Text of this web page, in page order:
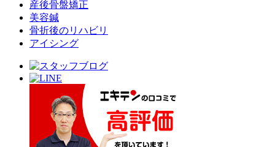
産後骨盤矯正
美容鍼
骨折後のリハビリ
アイシング